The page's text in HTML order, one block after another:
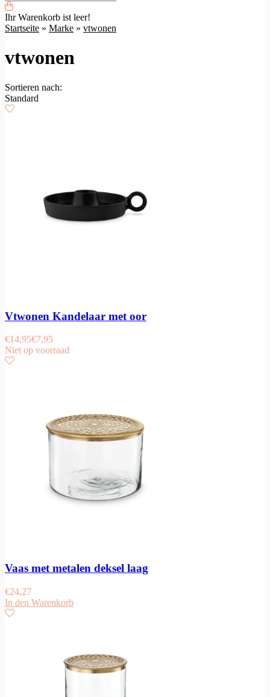
Ihr Warenkorb ist leer!
Startseite » Marke » vtwonen
vtwonen
Sortieren nach:
Standard
Vtwonen Kandelaar met oor
€14,95€7,95
Niet op voorraad
Vaas met metalen deksel laag
€24,27
In den Warenkorb